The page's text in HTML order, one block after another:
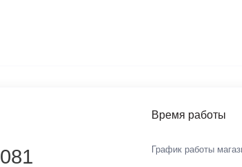
Время работы
График работы